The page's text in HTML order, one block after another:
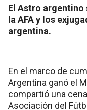
El Astro argentino
la AFA y los
argentina.
En el marco de
Argentina ganó el
compartió una
Asociación del